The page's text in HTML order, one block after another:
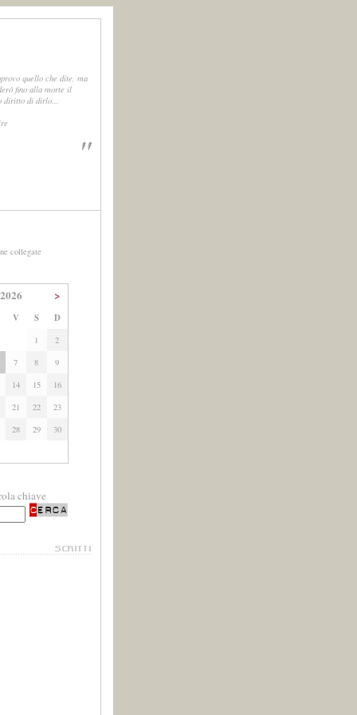
quello che dite, ma
fino alla morte il
diritto di dirlo...
"
collegate
>
V S D
1
2
7 8
9
14 15
16
21 22
23
28 29
30
chiave